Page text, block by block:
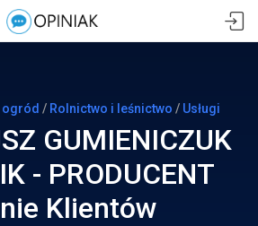
ogród / Rolnictwo i leśnictwo / Usługi
GUMIENICZUK
- PRODUCENT
Klientów